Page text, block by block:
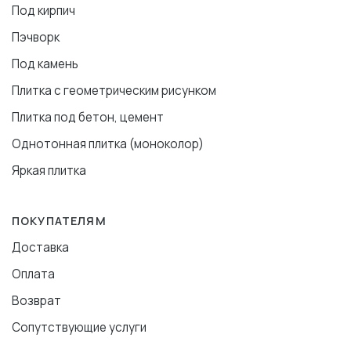
Под кирпич
Пэчворк
Под камень
Плитка с геометрическим рисунком
Плитка под бетон, цемент
Однотонная плитка (моноколор)
Яркая плитка
ПОКУПАТЕЛЯМ
Доставка
Оплата
Возврат
Сопутствующие услуги